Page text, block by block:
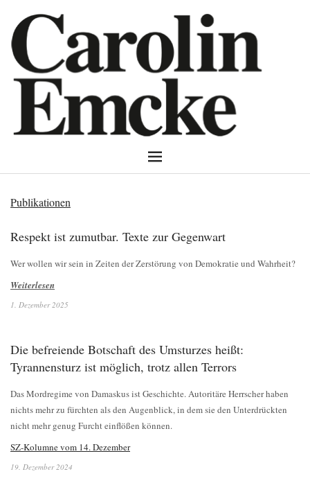
Publikationen
Respekt ist zumutbar. Texte zur Gegenwart
Wer wollen wir sein in Zeiten der Zerstörung von Demokratie und Wahrheit?
Weiterlesen
1. Dezember 2025
Die befreiende Botschaft des Umsturzes heißt:
Tyrannensturz ist möglich, trotz allen Terrors
Das Mordregime von Damaskus ist Geschichte. Autoritäre Herrscher haben
nichts mehr zu fürchten als den Augenblick, in dem sie den Unterdrückten
nicht mehr genug Furcht einflößen können.
SZ-Kolumne vom 14. Dezember
19. Dezember 2024